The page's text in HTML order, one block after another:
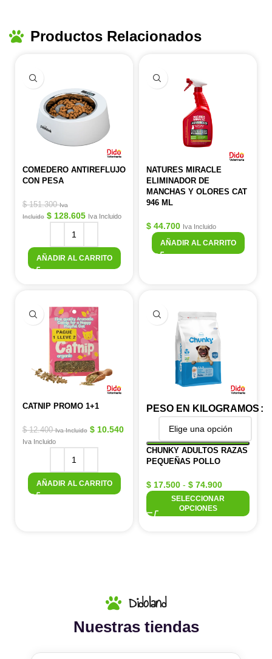
Productos Relacionados
COMEDERO ANTIREFLUJO
CON PESA
$151.300 Iva
Incluido $ 128.605 Iva Incluido
AÑADIR AL CARRITO
NATURES MIRACLE
ELIMINADOR DE
MANCHAS Y OLORES CAT
946 ML
$ 44.700 Iva Incluido
AÑADIR AL CARRITO
CATNIP PROMO 1+1
$12.400 Iva Incluido $ 10.540
Iva Incluido
AÑADIR AL CARRITO
PESO EN KILOGRAMOS
CHUNKY ADULTOS RAZAS
PEQUEÑAS POLLO
$ 17.500 - $ 74.900
SELECCIONAR
OPCIONES
Didoland
Nuestras tiendas